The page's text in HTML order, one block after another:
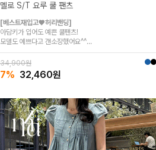
멜로 S/T 요루 쿨 팬츠
[베스트재입고♥허리밴딩]
아담키가 입어도 예쁜 쿨팬츠!
모델도 예쁘다고 갠소장했어요^^
퀄리티깔끔하고,핏 끝내줘요~
34,900원
7% 32,460원